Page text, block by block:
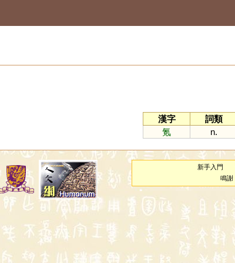
漢字
詞類
氪
n.
新手入門
鳴謝